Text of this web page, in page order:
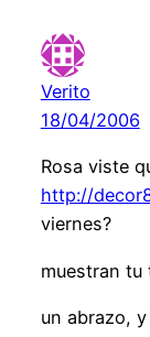
Verito
18/04/2006
Rosa viste
http://
viernes?
muestran tu
un abrazo,